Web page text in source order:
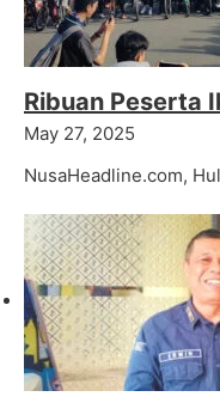
Ribuan Peserta
May 27, 2025
NusaHeadline.com,